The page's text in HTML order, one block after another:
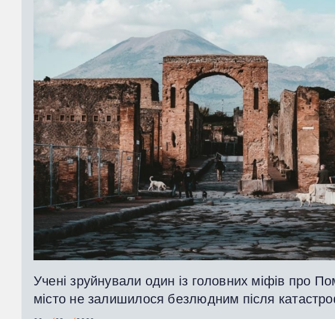
Учені зруйнували один із головних міфів про
місто не залишилося безлюдним після